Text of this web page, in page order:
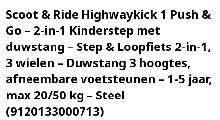
Scoot & Ride Highwaykick 1 Push &
Go – 2-in-1 Kinderstep met
duwstang – Step & Loopfiets 2-in-1,
3 wielen – Duwstang 3 hoogtes,
afneembare voetsteunen – 1-5 jaar,
max 20/50 kg – Steel
(9120133000713)